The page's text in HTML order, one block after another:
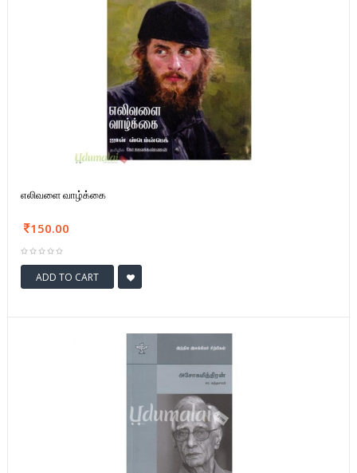
எலிவளை வாழ்க்கை
150.00
ADD TO CART